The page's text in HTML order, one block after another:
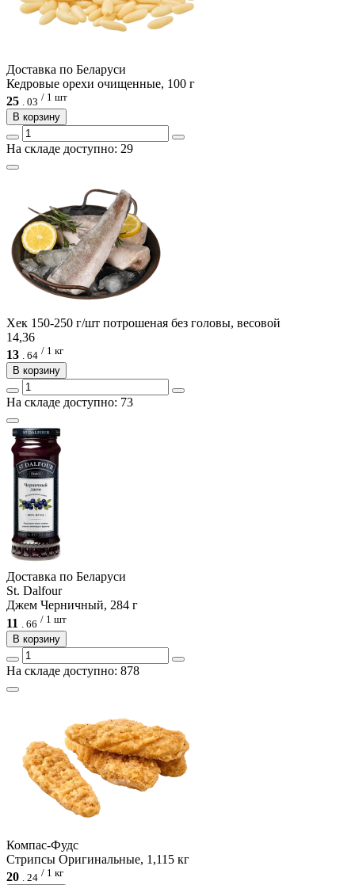
Доcтавка по Беларуси
Кедровые орехи очищенные, 100 г
25 . 03 / 1 шт
В корзину
На складе доступно: 29
Хек 150-250 г/шт потрошеная без головы, весовой
14,36
13 . 64 / 1 кг
В корзину
На складе доступно: 73
Доcтавка по Беларуси
St. Dalfour
Джем Черничный, 284 г
11
66 / 1 шт
В корзину
На складе доступно: 878
Компас-Фудс
Стрипсы Оригинальные, 1,115 кг
20 . 24 / 1 кг